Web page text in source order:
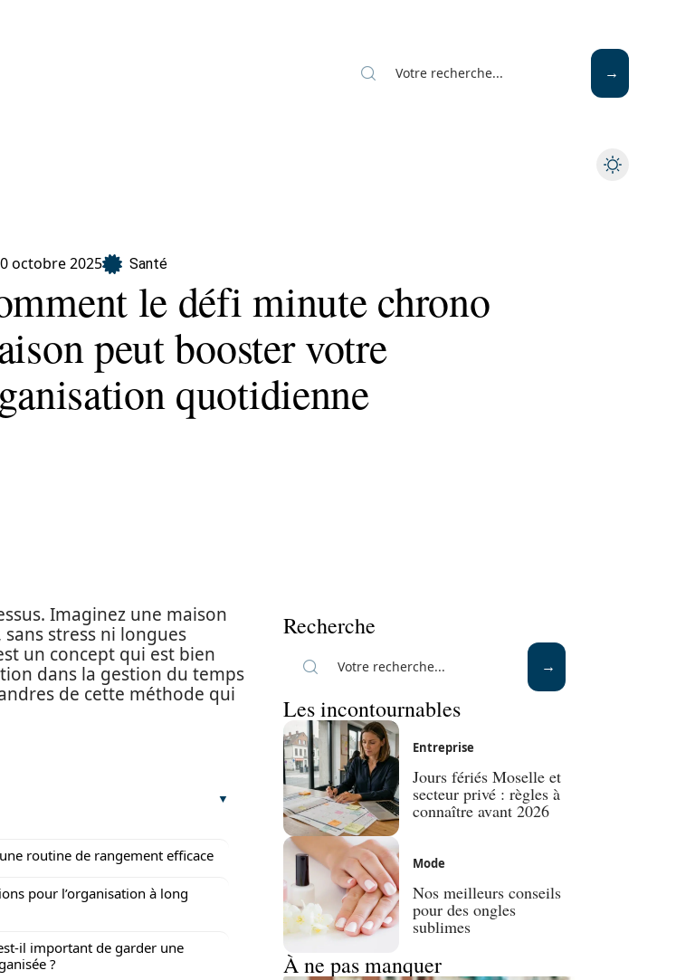
octobre 2025 Santé
le défi minute chrono
peut booster votre
quotidienne
Imaginez une maison
stress ni longues
un concept qui est bien
dans la gestion du temps
de cette méthode qui
routine de rangement efficace
pour l’organisation à long
il important de garder une
?
Recherche
Les incontournables
Entreprise
Jours fériés Moselle et
secteur privé : règles à
connaître avant 2026
Mode
Nos meilleurs conseils
pour des ongles
sublimes
À ne pas manquer